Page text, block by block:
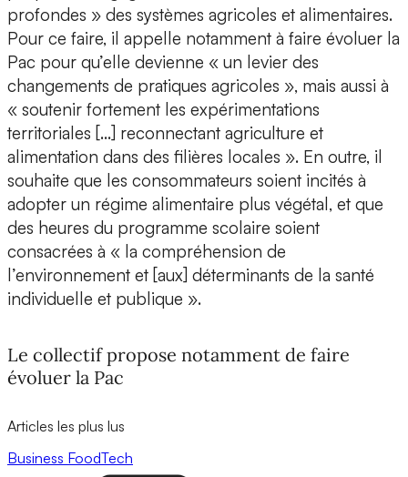
profondes » des systèmes agricoles et alimentaires.
Pour ce faire, il appelle notamment à faire évoluer la
Pac pour qu’elle devienne « un levier des
changements de pratiques agricoles », mais aussi à
« soutenir fortement les expérimentations
territoriales […] reconnectant agriculture et
alimentation dans des filières locales ». En outre, il
souhaite que les consommateurs soient incités à
adopter un régime alimentaire plus végétal, et que
des heures du programme scolaire soient
consacrées à « la compréhension de
l’environnement et [aux] déterminants de la santé
individuelle et publique ».
Le collectif propose notamment de faire
évoluer la Pac
Articles les plus lus
Business FoodTech